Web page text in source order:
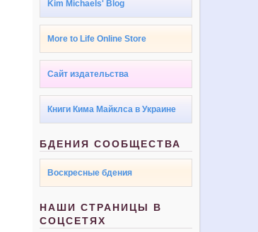
Kim Michaels' Blog
More to Life Online Store
Сайт издательства
Книги Кима Майклса в Украине
БДЕНИЯ СООБЩЕСТВА
Воскресные бдения
НАШИ СТРАНИЦЫ В
СОЦСЕТЯХ